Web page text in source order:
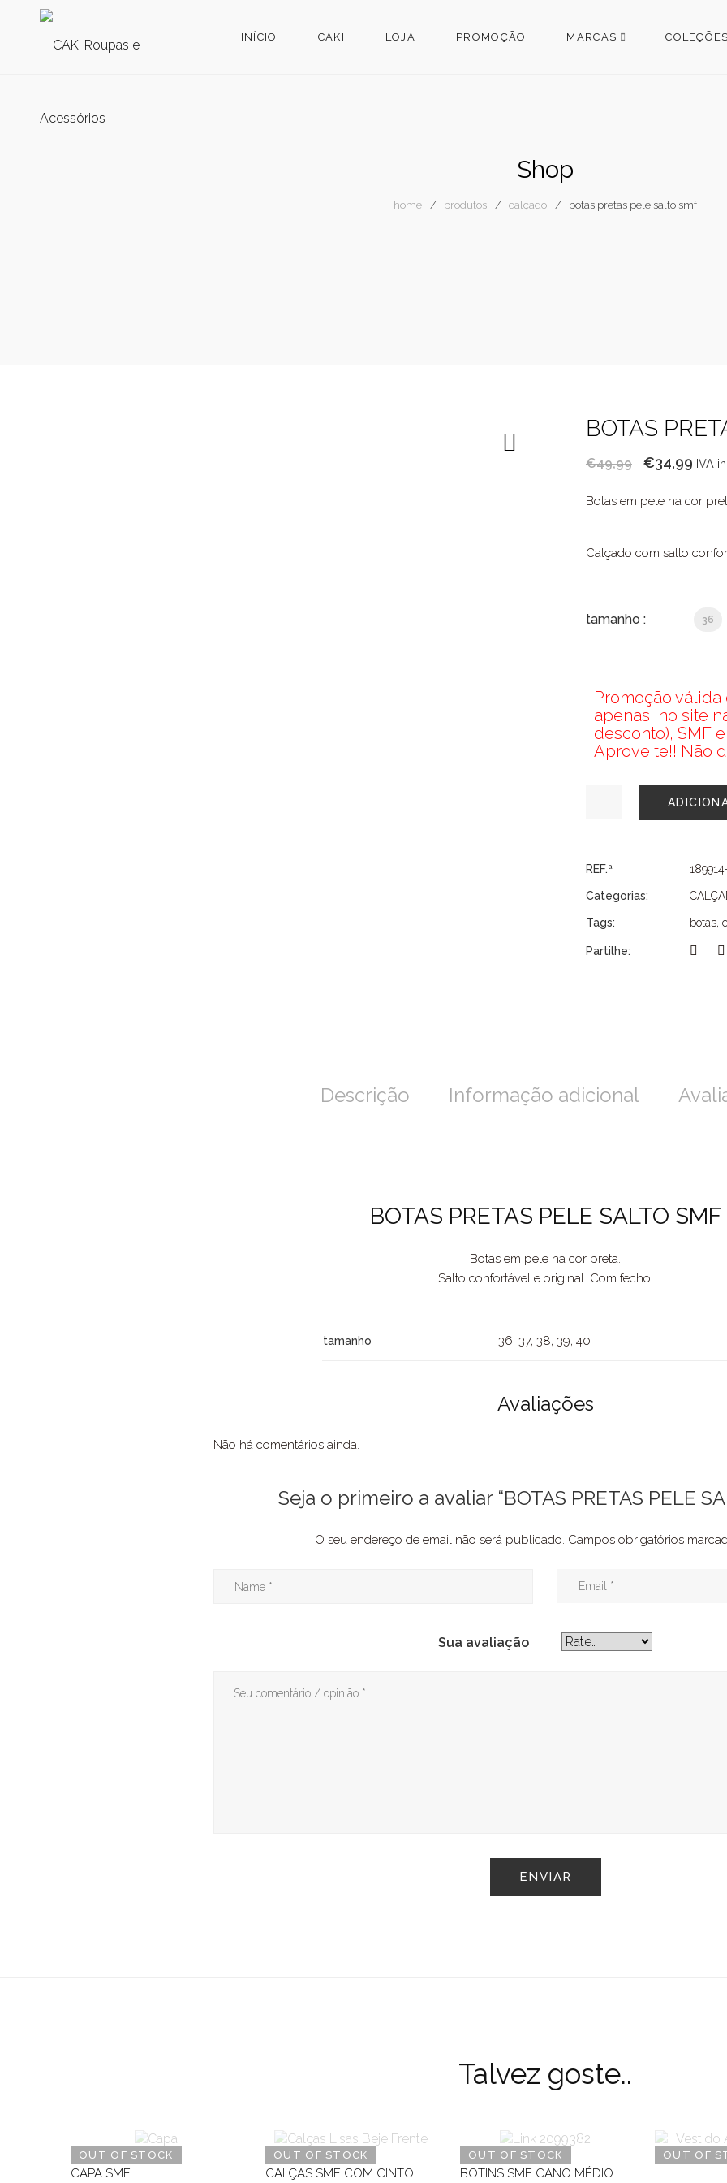
INÍCIO CAKI LOJA PROMOÇÃO MARCAS COLEÇÕES
Shop
home produtos calçado botas pretas pele salto smf
BOTAS
€49,99
O
original
€49,99.
€34,99O
atual
IVA
Botas em pele na cor
Calçado com salto
tamanho : 36
Promoção válida
apenas, no site
desconto), SMF
Aproveite!! Não
PRETAS
PELE
SMF
REF.ª
Categorias:
Tags: botas,
Partilhe:
Descrição Informação adicional
BOTAS PRETAS PELE SALTO SMF
Botas em pele na cor preta.
Salto confortável e original. Com fecho.
tamanho 36, 37, 38, 39, 40
Avaliações
Não há comentários ainda.
Seja o primeiro a avaliar “BOTAS PRETAS PELE
O seu endereço de email não será publicado. Campos obrigatórios
Sua avaliação
Talvez goste..
OUT OF STOCK
CAPA SMF
OUT OF STOCK
CALÇAS SMF COM CINTO
OUT OF STOCK
BOTINS SMF CANO MÉDIO
OUT OF